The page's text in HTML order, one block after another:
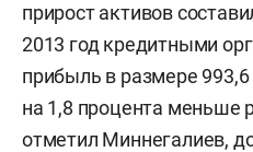
прирост активов
2013 год кредитными
прибыль в размере
на 1,8 процента меньше
отметил Миннегалиев,